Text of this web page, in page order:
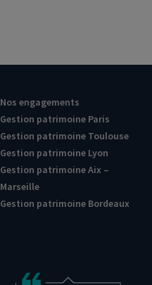
Nos engagements
Gestion patrimoine Paris
Gestion patrimoine Toulouse
Gestion patrimoine Lyon
Gestion patrimoine Aix –
Marseille
Gestion patrimoine Bordeaux